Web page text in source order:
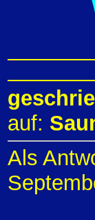
auf:
Als